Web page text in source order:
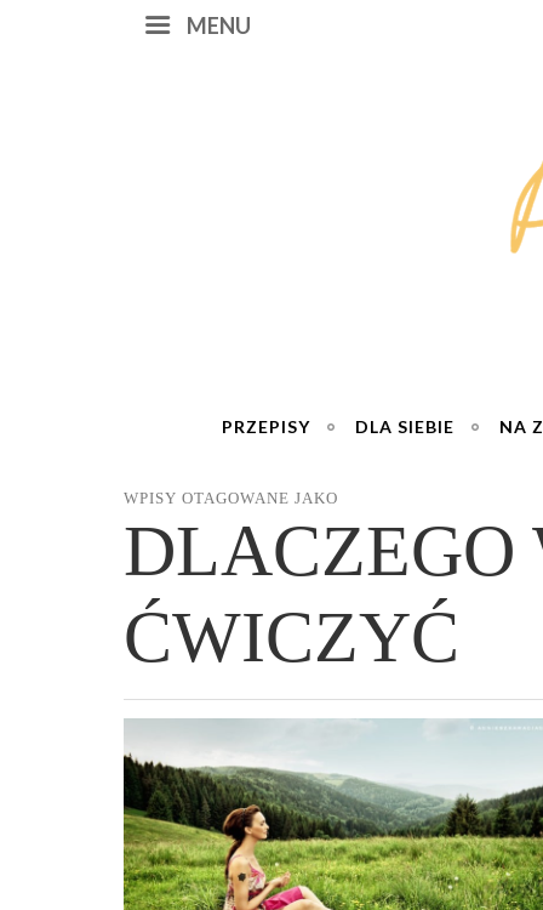
MENU
PRZEPISY
WIELKANOCNA BABKA DROŻDŻOWA –
„TRZYGODZINNA”
DLA SIEBIE
„PRZEMIANA” PODRÓŻ DO SIŁY I
WOLNOŚCI :)
NA
GENIALNY ZAKWAS Z BURAKÓW
ROBOTY – WZMACNIA KREW I
AFIRMACJE – TWORZENIE DOBREGO
ŻYCIA!
WPISY OTAGOWANE JAKO
DLACZEGO
ĆWICZYĆ